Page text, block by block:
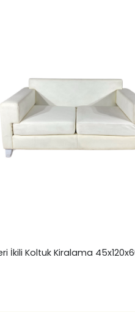
İkili Koltuk Kiralama